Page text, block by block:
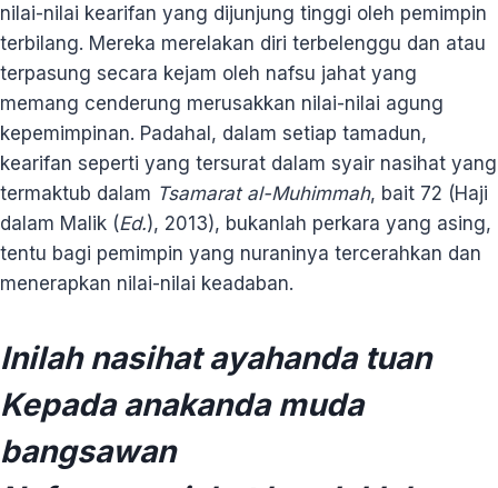
nilai-nilai kearifan yang dijunjung tinggi oleh pemimpin
terbilang. Mereka merelakan diri terbelenggu dan atau
terpasung secara kejam oleh nafsu jahat yang
memang cenderung merusakkan nilai-nilai agung
kepemimpinan. Padahal, dalam setiap tamadun,
kearifan seperti yang tersurat dalam syair nasihat yang
termaktub dalam Tsamarat al-Muhimmah, bait 72 (Haji
dalam Malik (Ed.), 2013), bukanlah perkara yang asing,
tentu bagi pemimpin yang nuraninya tercerahkan dan
menerapkan nilai-nilai keadaban.
Inilah nasihat ayahanda tuan
Kepada anakanda muda
bangsawan